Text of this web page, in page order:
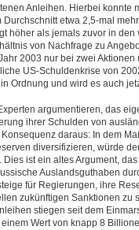
Anleihen. Hierbei konnte
Durchschnitt etwa 2,5-mal
höher als jemals zuvor in
von Nachfrage zu
2003 nur bei zwei
US-Schuldenkrise von
Ordnung und wird es auch
argumentieren, das
ihrer Schulden von
daraus: In dem
diversifizieren, würde
Dies ist ein altes Argument,
Auslandsguthaben
für Regierungen, ihre
zukünftigen Sanktionen zu
stiegen seit dem
Wert von knapp 8